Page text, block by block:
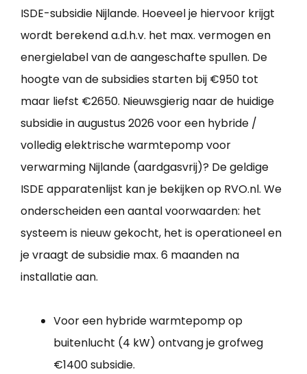
ISDE-subsidie Nijlande. Hoeveel je hiervoor krijgt
wordt berekend a.d.h.v. het max. vermogen en
energielabel van de aangeschafte spullen. De
hoogte van de subsidies starten bij €950 tot
maar liefst €2650. Nieuwsgierig naar de huidige
subsidie in augustus 2026 voor een hybride /
volledig elektrische warmtepomp voor
verwarming Nijlande (aardgasvrij)? De geldige
ISDE apparatenlijst kan je bekijken op RVO.nl. We
onderscheiden een aantal voorwaarden: het
systeem is nieuw gekocht, het is operationeel en
je vraagt de subsidie max. 6 maanden na
installatie aan.
Voor een hybride warmtepomp op
buitenlucht (4 kW) ontvang je grofweg
€1400 subsidie.